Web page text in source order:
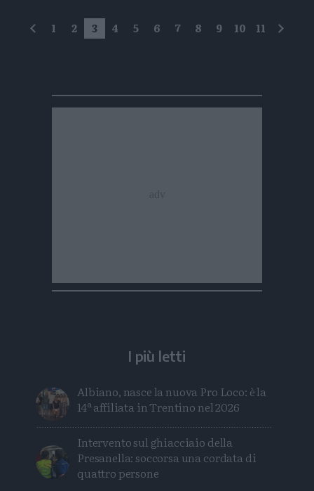
precedente
1 2 3 4 5 6 7 8 9 10 11
I più letti
Albiano, nasce la nuova Pro Loco: è la
14ª affiliata in Trentino nel 2026
Intervento sul ghiacciaio della
Presanella: soccorsa una cordata di
quattro persone